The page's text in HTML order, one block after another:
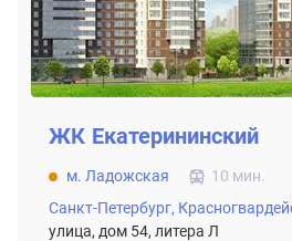
ЖК Екатерининский
м. Ладожская
10 мин.
Санкт-Петербург,
улица, дом 54, литера Л